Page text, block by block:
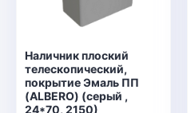
Наличник плоский
телескопический,
покрытие Эмаль ПП
(ALBERO) (серый ,
24*70, 2150)